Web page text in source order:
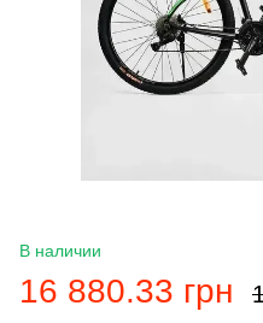
В наличии
16 880.33 грн